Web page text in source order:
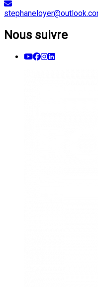
Nous suivre